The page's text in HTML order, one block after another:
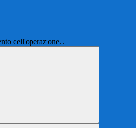
dell'operazione...